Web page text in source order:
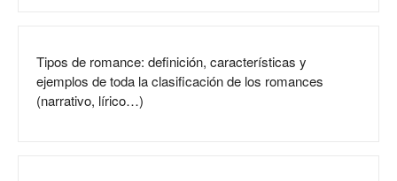
Tipos de romance: definición, características y
ejemplos de toda la clasificación de los romances
(narrativo, lírico…)